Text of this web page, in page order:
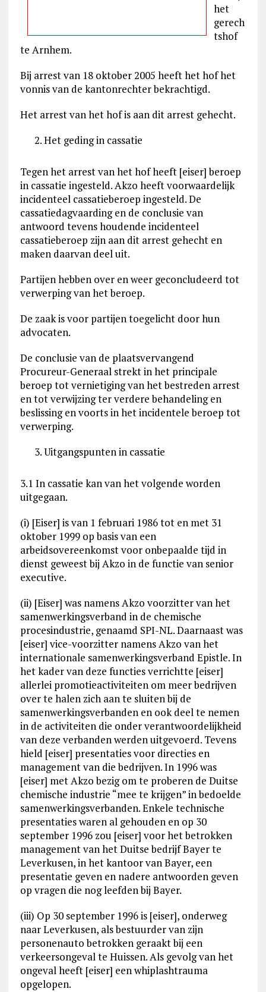
het
gerech
tshof
te Arnhem.
Bij arrest van 18 oktober 2005 heeft het hof het
vonnis van de kantonrechter bekrachtigd.
Het arrest van het hof is aan dit arrest gehecht.
Het geding in cassatie
Tegen het arrest van het hof heeft [eiser] beroep
in cassatie ingesteld. Akzo heeft voorwaardelijk
incidenteel cassatieberoep ingesteld. De
cassatiedagvaarding en de conclusie van
antwoord tevens houdende incidenteel
cassatieberoep zijn aan dit arrest gehecht en
maken daarvan deel uit.
Partijen hebben over en weer geconcludeerd tot
verwerping van het beroep.
De zaak is voor partijen toegelicht door hun
advocaten.
De conclusie van de plaatsvervangend
Procureur-Generaal strekt in het principale
beroep tot vernietiging van het bestreden arrest
en tot verwijzing ter verdere behandeling en
beslissing en voorts in het incidentele beroep tot
verwerping.
Uitgangspunten in cassatie
3.1 In cassatie kan van het volgende worden
uitgegaan.
(i) [Eiser] is van 1 februari 1986 tot en met 31
oktober 1999 op basis van een
arbeidsovereenkomst voor onbepaalde tijd in
dienst geweest bij Akzo in de functie van senior
executive.
(ii) [Eiser] was namens Akzo voorzitter van het
samenwerkingsverband in de chemische
procesindustrie, genaamd SPI-NL. Daarnaast was
[eiser] vice-voorzitter namens Akzo van het
internationale samenwerkingsverband Epistle. In
het kader van deze functies verrichtte [eiser]
allerlei promotieactiviteiten om meer bedrijven
over te halen zich aan te sluiten bij de
samenwerkingsverbanden en ook deel te nemen
in de activiteiten die onder verantwoordelijkheid
van deze verbanden werden uitgevoerd. Tevens
hield [eiser] presentaties voor directies en
management van die bedrijven. In 1996 was
[eiser] met Akzo bezig om te proberen de Duitse
chemische industrie “mee te krijgen” in bedoelde
samenwerkingsverbanden. Enkele technische
presentaties waren al gehouden en op 30
september 1996 zou [eiser] voor het betrokken
management van het Duitse bedrijf Bayer te
Leverkusen, in het kantoor van Bayer, een
presentatie geven en nadere antwoorden geven
op vragen die nog leefden bij Bayer.
(iii) Op 30 september 1996 is [eiser], onderweg
naar Leverkusen, als bestuurder van zijn
personenauto betrokken geraakt bij een
verkeersongeval te Huissen. Als gevolg van het
ongeval heeft [eiser] een whiplashtrauma
opgelopen.